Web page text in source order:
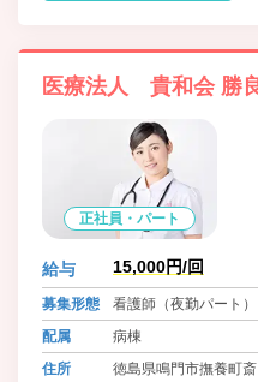
医療法人 貴和会 勝
正社員・パート
給与 15,000円/回
募集形態
看護師（夜勤パート）
配属
病棟
住所
徳島県鳴門市撫養町